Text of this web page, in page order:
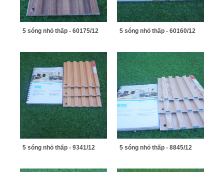
5 sóng nhỏ thấp - 60175/12 5 sóng nhỏ thấp - 60160/12
5 sóng nhỏ thấp - 9341/12 5 sóng nhỏ thấp - 8845/12